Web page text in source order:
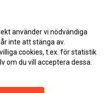
använder vi nödvändiga
inte att stänga av.
cookies, t.ex. för statistik
om du vill acceptera dessa.